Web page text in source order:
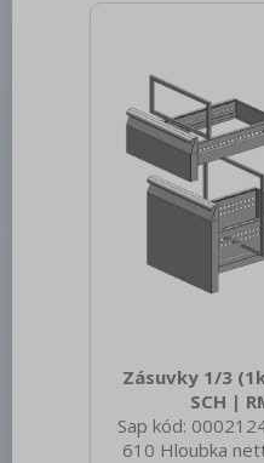
Zásuvky 1/3
SCH |
Sap kód:
610 Hloubka